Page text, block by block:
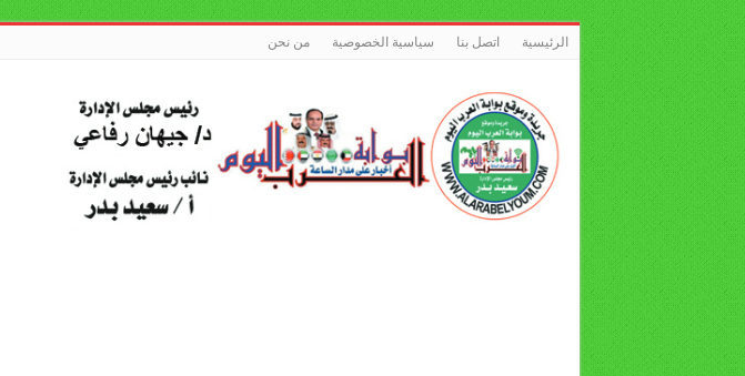
الرئيسية اتصل بنا سياسية الخصوصية من نحن